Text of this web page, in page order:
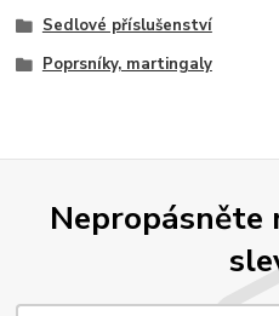
Sedlové příslušenství
Poprsníky, martingaly
Nepropásněte